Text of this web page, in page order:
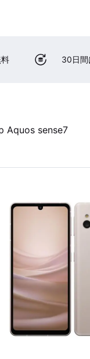
30日間
Aquos sense7